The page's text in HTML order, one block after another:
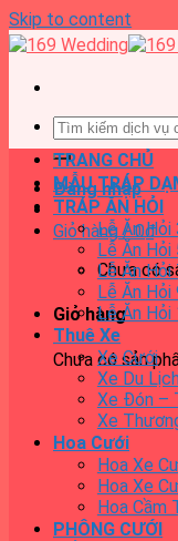
Skip to content
Đăng nhập
Giỏ hàng /0₫
Chưa có
Giỏ hàng
Chưa có sản
TRANG CHỦ
MẪU TRÁP
TRÁP ĂN HỎI
Lễ Ăn Hỏi
Lễ Ăn Hỏi
Lễ Ăn Hỏi
Lễ Ăn Hỏi
Lễ Ăn Hỏi
Thuê Xe
Xe Cưới
Xe Du
Xe Đón –
Xe
Hoa Cưới
Hoa Xe
Hoa Xe
Hoa Cầm
PHÔNG CƯỚI